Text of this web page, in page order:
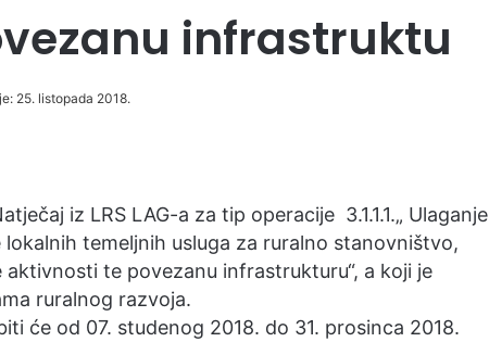
infrastruktu
25. listopada 2018.
iz LRS LAG-a za tip operacije 3.1.1.1.„ Ulaganje
temeljnih usluga za ruralno stanovništvo,
te povezanu infrastrukturu“, a koji je
ruralnog razvoja.
će od 07. studenog 2018. do 31. prosinca 2018.